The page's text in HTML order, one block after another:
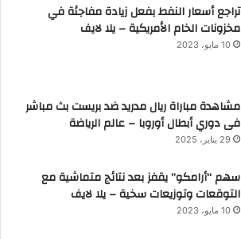
تراجع أسعار النفط بفعل زيادة مفاجئة في
مخزونات الخام الأمريكية – يلا لايف
10 مايو، 2023
مشاهدة مباراة ريال مدريد ضد بريست بث مباشر
فى دوري أبطال أوروبا – عالم الرياضة
29 يناير، 2025
سهم “أرامكو” يقفز بعد نتائج متماشية مع
التوقعات وتوزيعات سخية – يلا لايف
10 مايو، 2023